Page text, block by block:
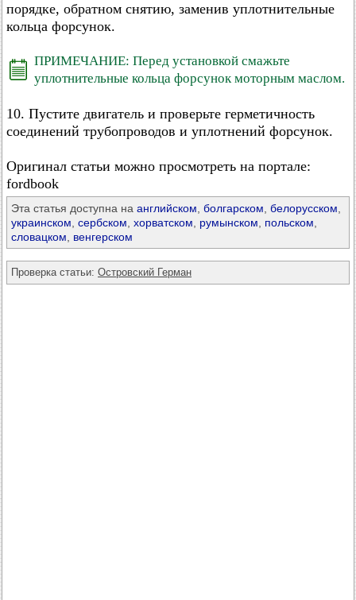
порядке, обратном снятию, заменив уплотнительные
кольца форсунок.
ПРИМЕЧАНИЕ: Перед установкой смажьте
уплотнительные кольца форсунок моторным маслом.
10. Пустите двигатель и проверьте герметичность
соединений трубопроводов и уплотнений форсунок.
Оригинал статьи можно просмотреть на портале:
fordbook
Эта статья доступна на английском болгарском белорусском
украинском сербском хорватском румынском польском
словацком
венгерском
Проверка статьи: Островский Герман